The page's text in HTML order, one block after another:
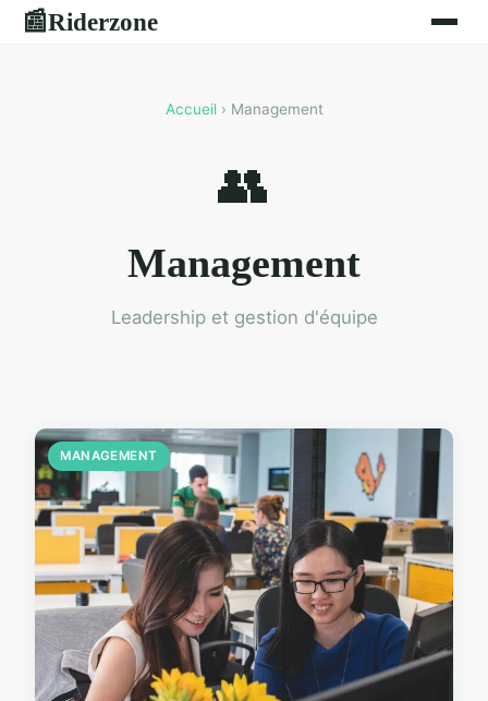
📰Riderzone
Accueil› Management
👥
Management
Leadership et gestion d'équipe
MANAGEMENT